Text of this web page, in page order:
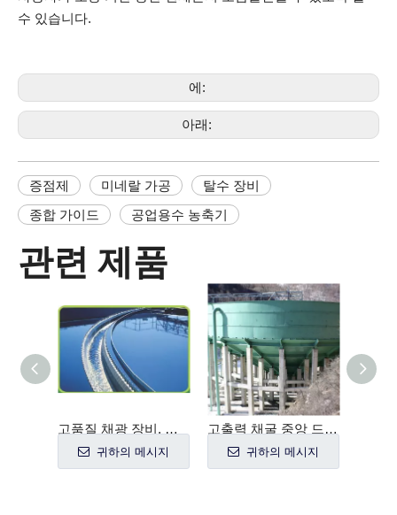
수 있습니다.
에:
아래:
증점제 미네랄 가공
탈수 장비
종합 가이드
공업용수 농축기
관련 제품
고출력 채굴 중앙 드라이브 농축기
귀하의 메시지
석탄, 고령토, 광물 선광 공장 사용을 위한 광업 GNZ 시리즈 농축기 기계
귀하의 메시지